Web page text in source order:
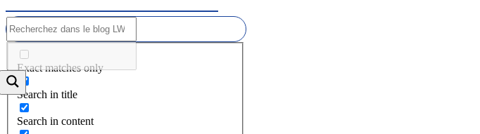
Exact matches only
Search in title
Search in content